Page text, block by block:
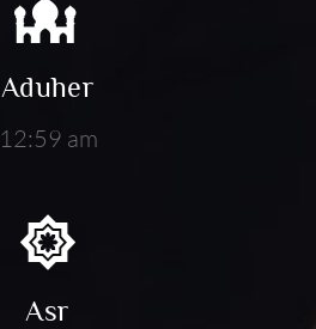
Aduher
12:59 am
Asr